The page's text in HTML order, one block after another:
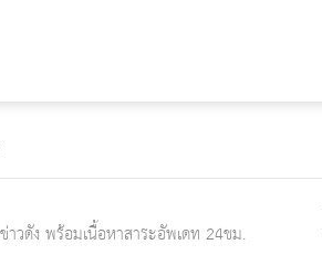
าวดัง พร้อมเนื้อหาสาระอัพเดท 24ชม.